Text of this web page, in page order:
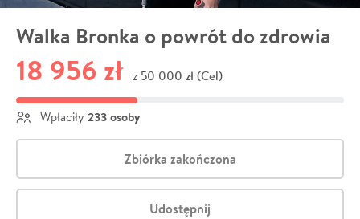
Walka Bronka o powrót do zdrowia
18 956 zł z 50 000 zł (Cel)
Wpłaciły 233 osoby
Zbiórka zakończona
Udostępnij